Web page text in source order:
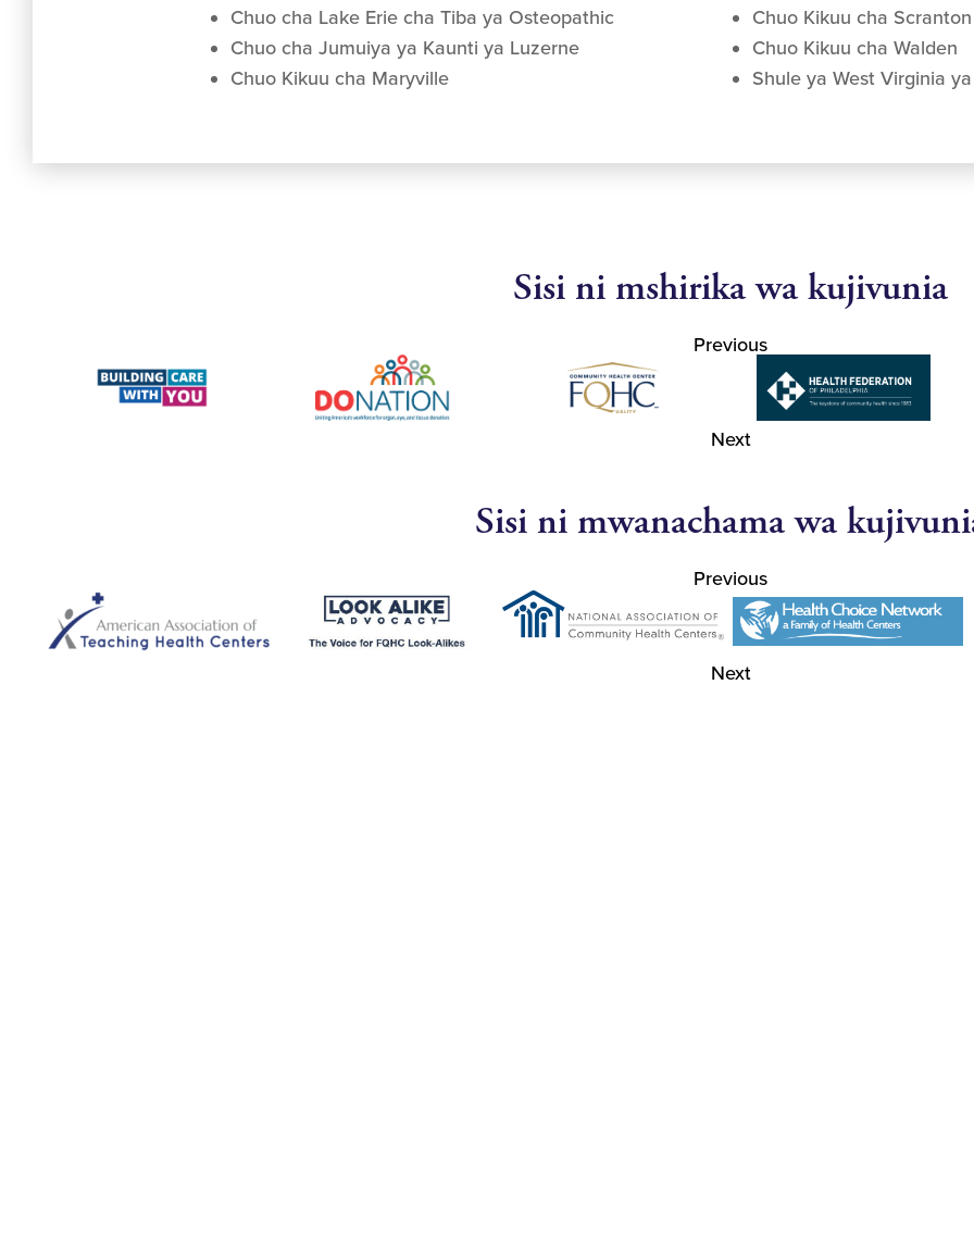
Chuo cha Lake Erie cha Tiba ya Osteopathic
Chuo cha Jumuiya ya Kaunti ya Luzerne
Chuo Kikuu cha Maryville
Chuo Kikuu cha Scranton
Chuo Kikuu cha Walden
Shule ya West Virginia
Sisi ni mshirika wa kujivunia
Previous
Next
Sisi ni mwanachama wa
Previous
Next